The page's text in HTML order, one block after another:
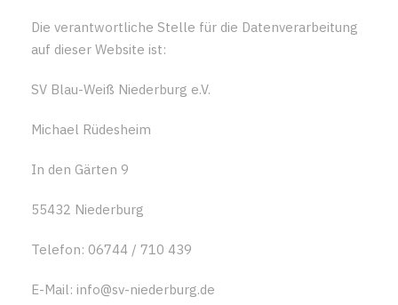
Die verantwortliche Stelle für die Datenverarbeitung
auf dieser Website ist:
SV Blau-Weiß Niederburg e.V.
Michael Rüdesheim
In den Gärten 9
55432 Niederburg
Telefon: 06744 / 710 439
E-Mail: info@sv-niederburg.de